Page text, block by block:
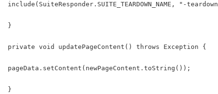
include(SuiteResponder.SUITE_TEARDOWN_NAME, "-
}
private void updatePageContent() throws Exception {
pageData.setContent(newPageContent.toString());
}